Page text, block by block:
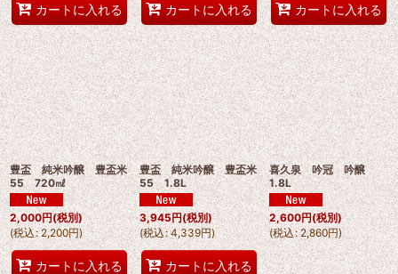
カートに入れる カートに入れる カートに入れる
豊盃 純米吟醸 豊盃米
55 720㎖
2,000円(税別)
(税込: 2,200円)
カートに入れる
豊盃 純米吟醸 豊盃米
55 1.8L
3,945円(税別)
(税込: 4,339円)
カートに入れる
喜久泉 吟冠 吟醸
1.8L
2,600円(税別)
(税込: 2,860円)